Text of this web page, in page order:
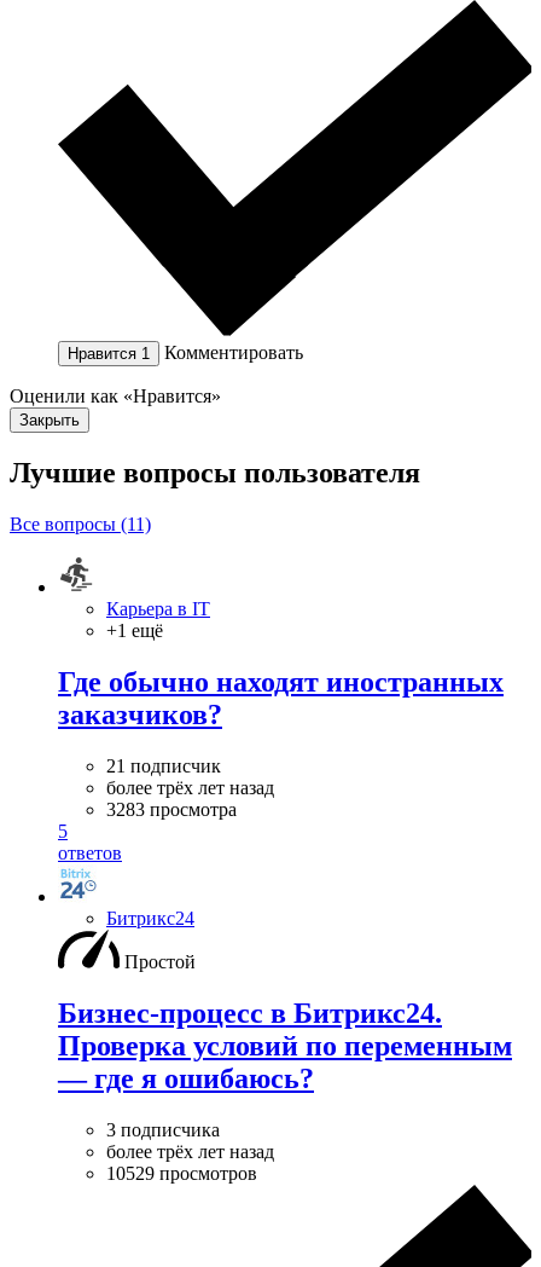
Нравится 1 Комментировать
Оценили как «Нравится»
Закрыть
Лучшие вопросы пользователя
Все вопросы (11)
Карьера в IT
+1 ещё
Где обычно находят иностранных
заказчиков?
21 подписчик
более трёх лет назад
3283 просмотра
5
ответов
Битрикс24
Простой
Бизнес-процесс в Битрикс24.
Проверка условий по переменным
— где я ошибаюсь?
3 подписчика
более трёх лет назад
10529 просмотров